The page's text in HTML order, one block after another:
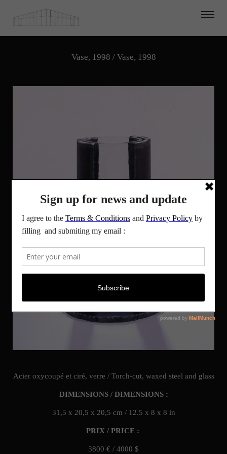
Vase, 1998 / Vase, 1998
Acier oxycoupé et ciré, verre /Torch-cut, waxed steel and glass
DIMENSIONS / DIMENSIONS :
31,5 x 20,5 x 20,5 cm / 12.5 x 8 x 8 in
PRIX / PRICE :
3800 € / 4000 $